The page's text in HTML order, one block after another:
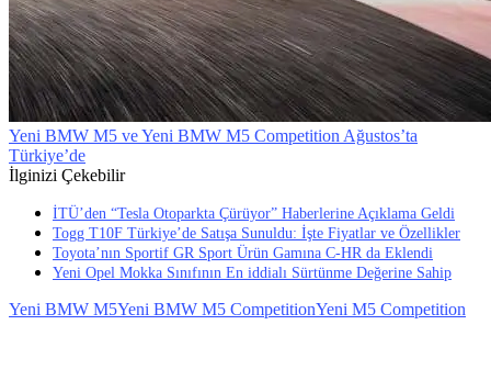
Yeni BMW M5 ve Yeni BMW M5 Competition Ağustos’ta
Türkiye’de
İlginizi Çekebilir
İTÜ’den “Tesla Otoparkta Çürüyor” Haberlerine Açıklama Geldi
Togg T10F Türkiye’de Satışa Sunuldu: İşte Fiyatlar ve Özellikler
Toyota’nın Sportif GR Sport Ürün Gamına C-HR da Eklendi
Yeni Opel Mokka Sınıfının En iddialı Sürtünme Değerine Sahip
Yeni BMW M5Yeni BMW M5 CompetitionYeni M5 Competition